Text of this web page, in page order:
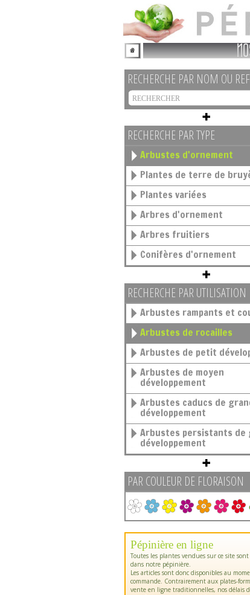
RECHERCHE PAR NOM OU
RECHERCHE PAR TYPE
Arbustes d'ornement
Plantes de terre de
Plantes variées
Arbres d'ornement
Arbres fruitiers
Conifères d'ornement
RECHERCHE PAR UTILISATION
Arbustes rampants et
Arbustes de rocailles
Arbustes de petit
Arbustes de moyen
développement
Arbustes caducs de grand
développement
Arbustes persistants de grand
développement
PAR COULEUR DE FLORAISON
Pépinière en ligne
Toutes les plantes vendues sur ce site
dans notre pépinière.
Les articles sont donc disponibles au
commande. Contrairement aux plates-
vente en ligne traditionnelles, nos délais